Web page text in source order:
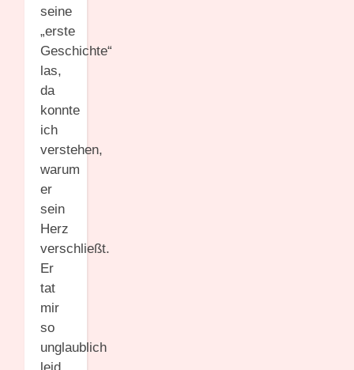
seine
„erste
Geschichte“
las,
da
konnte
ich
verstehen,
warum
er
sein
Herz
verschließt.
Er
tat
mir
so
unglaublich